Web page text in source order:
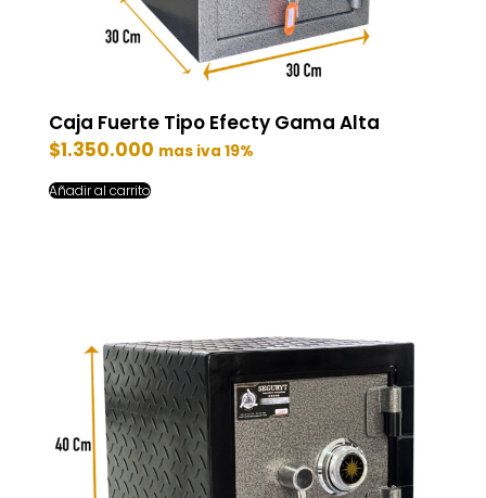
Caja Fuerte Tipo Efecty Gama Alta
$1.350.000 mas iva 19%
Añadir al carrito